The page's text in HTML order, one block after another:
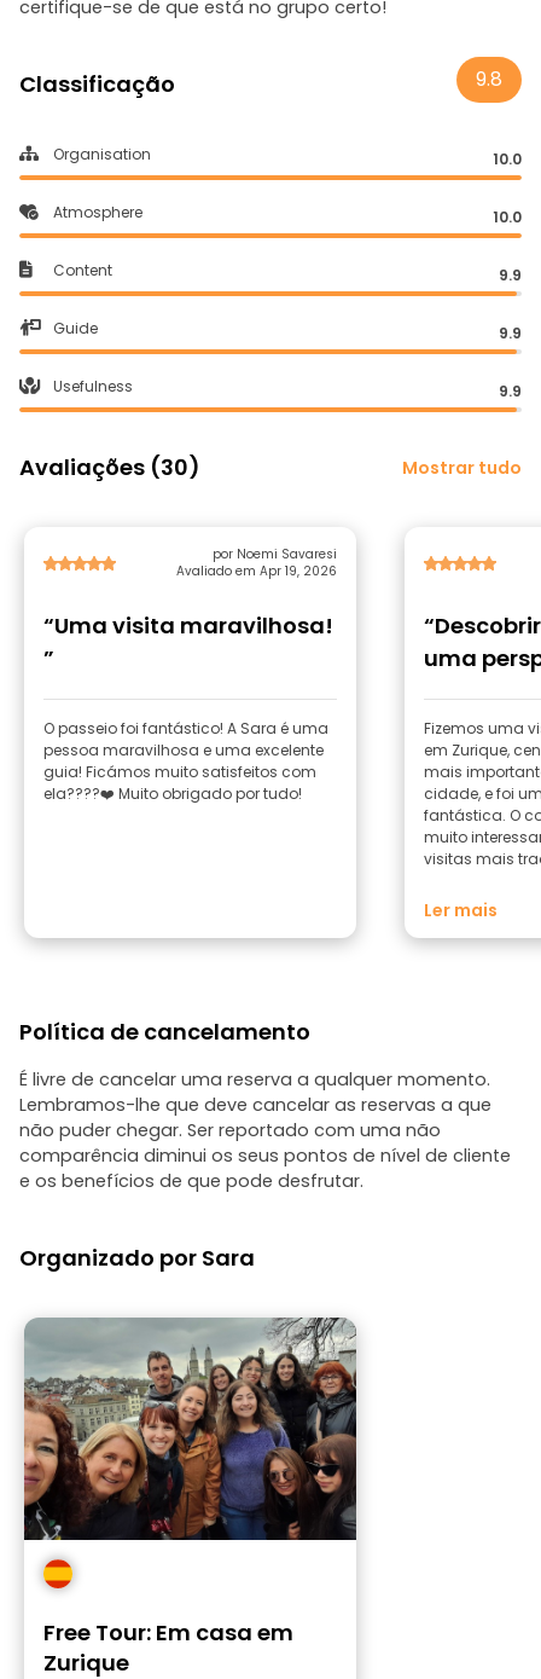
certifique-se de que está no grupo certo!
Classificação 9.8
Organisation 10.0
Atmosphere 10.0
Content 9.9
Guide 9.9
Usefulness 9.9
Avaliações (30) Mostrar tudo
por Noemi Savaresi
Avaliado em Apr 19, 2026
“Uma visita maravilhosa!
”
O passeio foi fantástico! A Sara é uma
pessoa maravilhosa e uma excelente
guia! Ficámos muito satisfeitos com
ela????❤️ Muito obrigado por tudo!
uma
diferente”
Fizemos uma
em Zurique,
mais
cidade, e foi
fantástica. O
muito
visitas mais
que
tivemos a sorte
agradável. O guia explicou tudo com
muita paixão
um ambiente
enriquecedor.
esta visita a
Ler mais
Política de cancelamento
É livre de cancelar uma reserva a qualquer momento.
Lembramos-lhe que deve cancelar as reservas a que
não puder chegar. Ser reportado com uma não
comparência diminui os seus pontos de nível de cliente
e os benefícios de que pode desfrutar.
Organizado por Sara
Free Tour: Em casa em
Zurique